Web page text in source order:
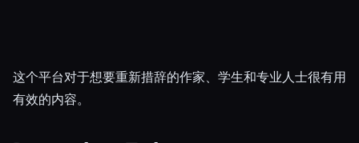
这个平台对于想要重新措辞的作家、学生和专业人士很有用
有效的内容。